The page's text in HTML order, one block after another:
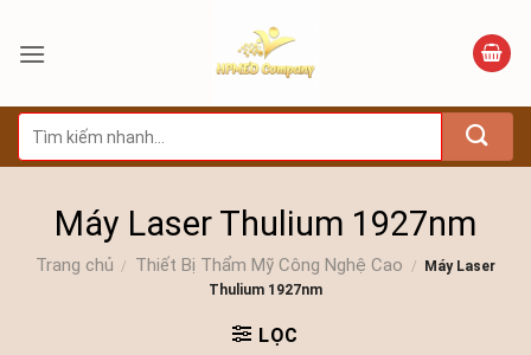
qua
dung
kiếm:
Máy Laser Thulium 1927nm
Trang chủ / Thiết Bị Thẩm Mỹ Công Nghệ Cao /
Máy Laser
Thulium 1927nm
LỌC